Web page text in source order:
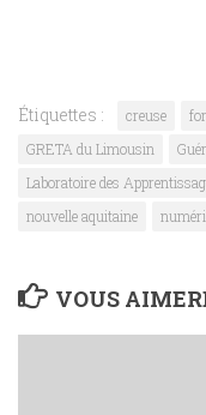
Étiquettes : creuse
GRETA du Limousin
Laboratoire des
nouvelle aquitaine
VOUS